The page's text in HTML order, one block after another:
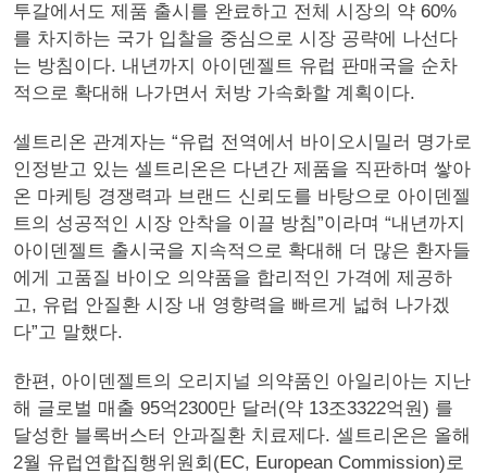
투갈에서도 제품 출시를 완료하고 전체 시장의 약 60%
를 차지하는 국가 입찰을 중심으로 시장 공략에 나선다
는 방침이다. 내년까지 아이덴젤트 유럽 판매국을 순차
적으로 확대해 나가면서 처방 가속화할 계획이다.
셀트리온 관계자는 “유럽 전역에서 바이오시밀러 명가로
인정받고 있는 셀트리온은 다년간 제품을 직판하며 쌓아
온 마케팅 경쟁력과 브랜드 신뢰도를 바탕으로 아이덴젤
트의 성공적인 시장 안착을 이끌 방침”이라며 “내년까지
아이덴젤트 출시국을 지속적으로 확대해 더 많은 환자들
에게 고품질 바이오 의약품을 합리적인 가격에 제공하
고, 유럽 안질환 시장 내 영향력을 빠르게 넓혀 나가겠
다”고 말했다.
한편, 아이덴젤트의 오리지널 의약품인 아일리아는 지난
해 글로벌 매출 95억2300만 달러(약 13조3322억원) 를
달성한 블록버스터 안과질환 치료제다. 셀트리온은 올해
2월 유럽연합집행위원회(EC, European Commission)로